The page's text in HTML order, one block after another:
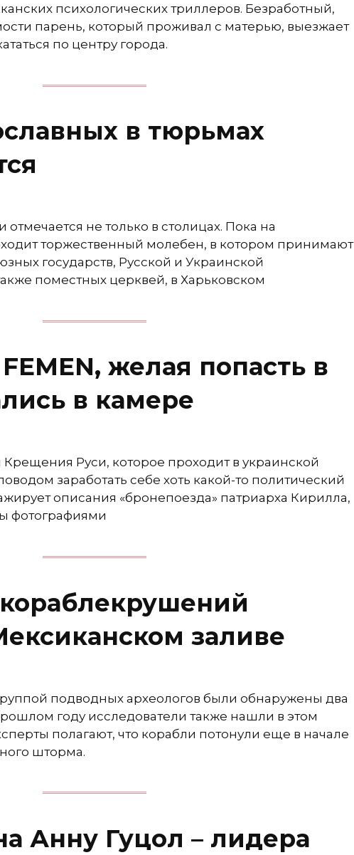
психологических триллеров. Безработный,
парень, который проживал с матерью, выезжает
по центру города.
в тюрьмах
не только в столицах. Пока на
торжественный молебен, в котором принимают
государств, Русской и Украинской
поместных церквей, в Харьковском
желая попасть в
в камере
Крещения Руси, которое проходит в украинской
заработать себе хоть какой-то политический
описания «бронепоезда» патриарха Кирилла,
фотографиями
заливе
подводных археологов были обнаружены два
году исследователи также нашли в этом
полагают, что корабли потонули еще в начале
шторма.
Анну Гуцол – лидера